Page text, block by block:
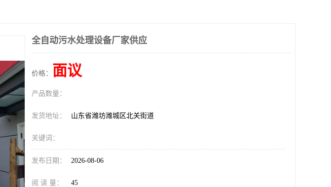
全自动污水处理设备厂家供应
价格： 面议
产品数量：
发货地址： 山东省潍坊潍城区北关街道
关键词：
发布日期： 2026-08-06
阅 读 量： 45